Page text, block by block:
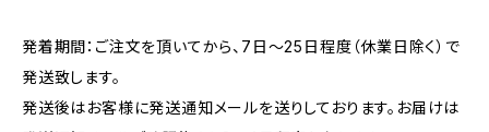
発着期間：ご注文を頂いてから、7日〜25日程度（休業日除く）で
発送致します。
発送後はお客様に発送通知メールを送りしております。お届けは